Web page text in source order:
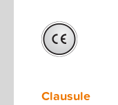
Clausule